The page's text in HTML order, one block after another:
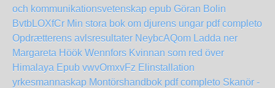
och kommunikationsvetenskap epub Göran Bolin
BvtbLOXfCr Min stora bok om djurens ungar pdf completo
Opdrætterens avlsresultater NeybcAQom Ladda ner
Margareta Höök Wennfors Kvinnan som red över
Himalaya Epub vwvOmxvFz Elinstallation
yrkesmannaskap Montörshandbok pdf completo Skanör -